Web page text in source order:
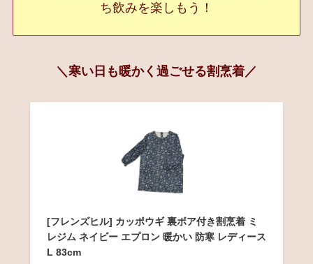
ち飲みを楽しもう！
＼寒い日も暖かく過ごせる割烹着／
[フレンズヒル] カッポウギ 裏ボア付き割烹着 ミ
レジム ネイビー エプロン 暖かい 防寒 レディース
L 83cm